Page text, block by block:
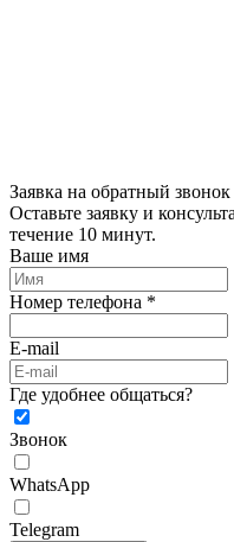
Заявка на обратный звонок
Оставьте заявку и
течение 10 минут.
Ваше имя
Номер телефона *
E-mail
Где удобнее общаться?
Звонок
WhatsApp
Telegram